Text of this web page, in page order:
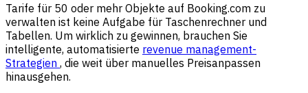
Tarife für 50 oder mehr Objekte auf Booking.com zu
verwalten ist keine Aufgabe für Taschenrechner und
Tabellen. Um wirklich zu gewinnen, brauchen Sie
intelligente, automatisierte revenue management-
Strategien , die weit über manuelles Preisanpassen
hinausgehen.